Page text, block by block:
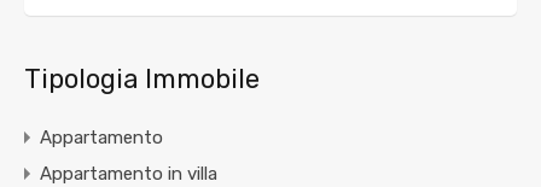
Tipologia Immobile
Appartamento
Appartamento in villa